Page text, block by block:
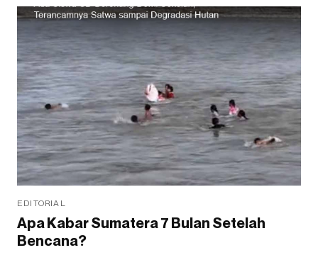
EDITORIAL
Apa Kabar Sumatera 7 Bulan Setelah
Bencana?